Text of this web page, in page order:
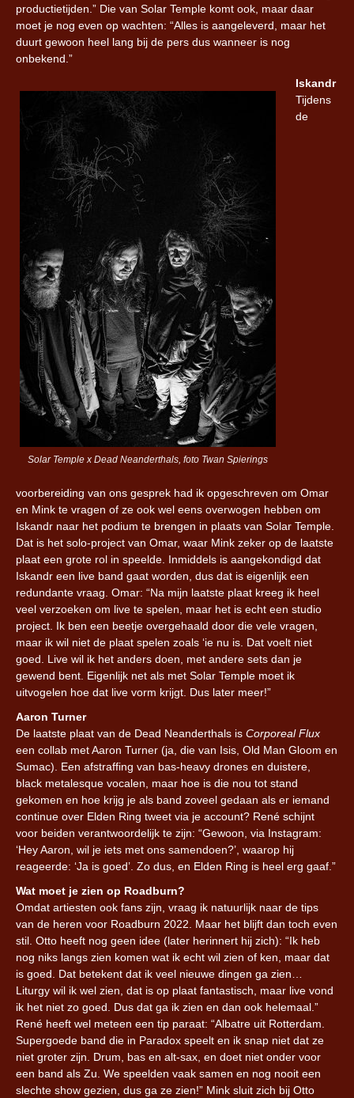
productietijden.” Die van Solar Temple komt ook, maar daar
moet je nog even op wachten: “Alles is aangeleverd, maar het
duurt gewoon heel lang bij de pers dus wanneer is nog
onbekend.”
Solar Temple x Dead Neanderthals, foto Twan Spierings
Iskandr
Tijdens
de
voorbereiding van ons gesprek had ik opgeschreven om Omar
en Mink te vragen of ze ook wel eens overwogen hebben om
Iskandr naar het podium te brengen in plaats van Solar Temple.
Dat is het solo-project van Omar, waar Mink zeker op de laatste
plaat een grote rol in speelde. Inmiddels is aangekondigd dat
Iskandr een live band gaat worden, dus dat is eigenlijk een
redundante vraag. Omar: “Na mijn laatste plaat kreeg ik heel
veel verzoeken om live te spelen, maar het is echt een studio
project. Ik ben een beetje overgehaald door die vele vragen,
maar ik wil niet de plaat spelen zoals ‘ie nu is. Dat voelt niet
goed. Live wil ik het anders doen, met andere sets dan je
gewend bent. Eigenlijk net als met Solar Temple moet ik
uitvogelen hoe dat live vorm krijgt. Dus later meer!”
Aaron Turner
De laatste plaat van de Dead Neanderthals is Corporeal Flux
een collab met Aaron Turner (ja, die van Isis, Old Man Gloom en
Sumac). Een afstraffing van bas-heavy drones en duistere,
black metalesque vocalen, maar hoe is die nou tot stand
gekomen en hoe krijg je als band zoveel gedaan als er iemand
continue over Elden Ring tweet via je account? René schijnt
voor beiden verantwoordelijk te zijn: “Gewoon, via Instagram:
‘Hey Aaron, wil je iets met ons samendoen?’, waarop hij
reageerde: ‘Ja is goed’. Zo dus, en Elden Ring is heel erg gaaf.”
Wat moet je zien op Roadburn?
Omdat artiesten ook fans zijn, vraag ik natuurlijk naar de tips
van de heren voor Roadburn 2022. Maar het blijft dan toch even
stil. Otto heeft nog geen idee (later herinnert hij zich): “Ik heb
nog niks langs zien komen wat ik echt wil zien of ken, maar dat
is goed. Dat betekent dat ik veel nieuwe dingen ga zien…
Liturgy wil ik wel zien, dat is op plaat fantastisch, maar live vond
ik het niet zo goed. Dus dat ga ik zien en dan ook helemaal.”
René heeft wel meteen een tip paraat: “Albatre uit Rotterdam.
Supergoede band die in Paradox speelt en ik snap niet dat ze
niet groter zijn. Drum, bas en alt-sax, en doet niet onder voor
een band als Zu. We speelden vaak samen en nog nooit een
slechte show gezien, dus ga ze zien!” Mink sluit zich bij Otto